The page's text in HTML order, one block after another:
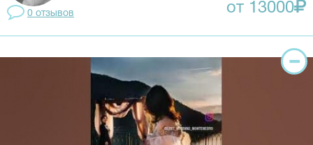
0 отзывов от 13000